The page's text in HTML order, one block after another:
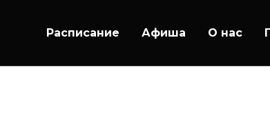
Расписание Афиша О нас